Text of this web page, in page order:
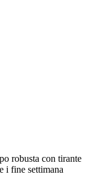
robusta con tirante
i fine settimana